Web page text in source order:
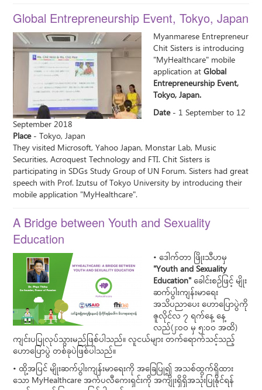
Global Entrepreneurship Event, Tokyo, Japan
Myanmarese Entrepreneur
Chit Sisters is introducing
"MyHealthcare" mobile
application atGlobal
Entrepreneurship Event,
Tokyo, Japan.
Date- 1 September to 12
September 2018
Place- Tokyo, Japan
They visited Microsoft, Yahoo Japan, Monstar Lab, Music
Securities, Acroquest Technology and FTI. Chit Sisters is
participating in SDGs Study Group of UN Forum. Sisters had great
speech with Prof. Izutsu of Tokyo University by introducing their
mobile application "MyHealthcare".
A Bridge between Youth and Sexuality
Education
• ဒေါက်တာ ဖြိုးသီဟမှ
"Youth and Sexuality
Education"ခေါင်းစဉ်ဖြင့် မျိုး
ဆက်ပွါးကျန်းမာရေး
အသိပညာပေး ဟောပြောပွဲကို
ဇူလိုင်လ ၇ ရက်နေ့ နေ့
လည်(၂:၀၀ မှ ၅:၀၀ အထိ)
ကျင်းပပြုလုပ်သွားမည်ဖြစ်ပါသည်။ လူငယ်များ တက်ရောက်သင့်သည့်
ဟောပြောပွဲ တစ်ခုပဲဖြစ်ပါသည်။
• ထို့အပြင် မျိုးဆက်ပွါးကျန်းမာရေးကို အခြေပြု၍ အသစ်ထွက်ရှိထား
သော MyHealthcare အက်ပလီကေးရှင်းကို အကျိုးရှိရှိအသုံးပြုနိုင်ရန်